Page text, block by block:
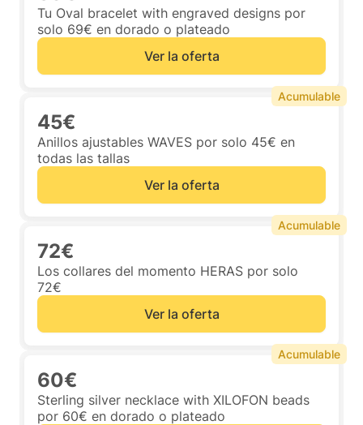
Tu Oval bracelet with engraved designs por
solo 69€ en dorado o plateado
Ver la oferta
45€
Anillos ajustables WAVES por solo 45€ en
todas las tallas
Ver la oferta
Acumulable
72€
Los collares del momento HERAS por solo
72€
Ver la oferta
Acumulable
60€
Sterling silver necklace with XILOFON beads
por 60€ en dorado o plateado
Acumulable